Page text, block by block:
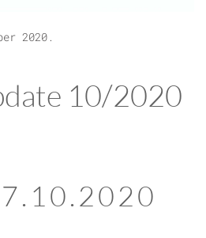
2020.
10/2020